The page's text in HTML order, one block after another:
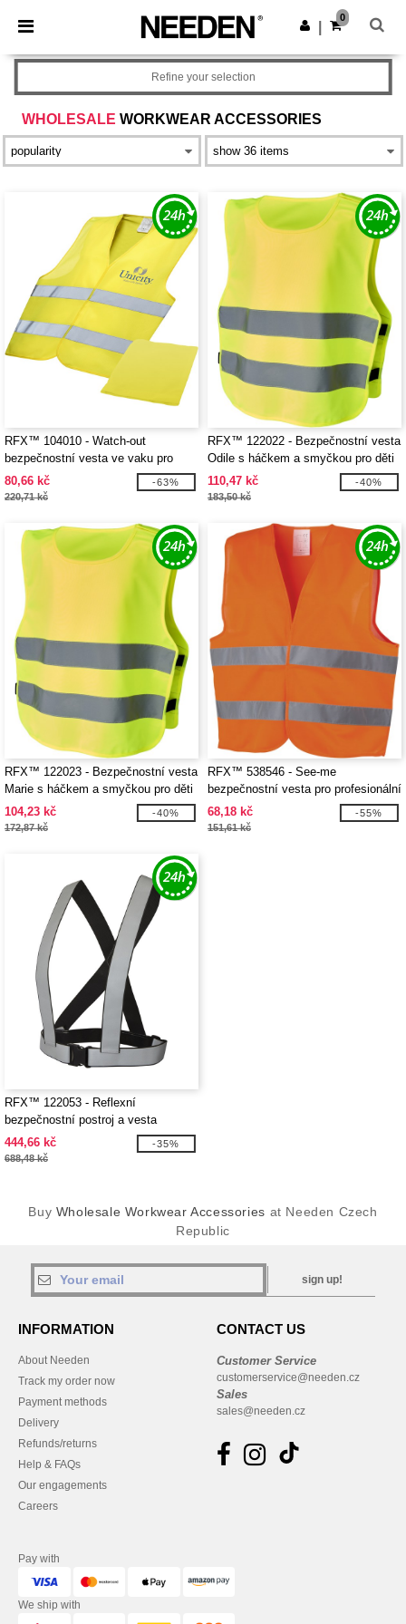
× Aplikace Needen
Lepší ceny v aplikaci!
Stáhnout app
0
WHOLESALE WORKWEAR ACCESSORIES
Refine your selection
RFX™ 104010 - Watch-out
bezpečnostní vesta ve vaku pro
profesionální použití
80,66 kč
220,71 kč
-63%
RFX™ 122022 - Bezpečnostní vesta
Odile s háčkem a smyčkou pro děti
ve věku 3–6 let
110,47 kč
183,50 kč
-40%
RFX™ 122023 - Bezpečnostní vesta
Marie s háčkem a smyčkou pro děti
ve věku 7–12 let
104,23 kč
172,87 kč
-40%
RFX™ 538546 - See-me
bezpečnostní vesta pro profesionální
použití
68,18 kč
151,61 kč
-55%
RFX™ 122053 - Reflexní
bezpečnostní postroj a vesta
Desiree
444,66 kč
688,48 kč
-35%
Buy Wholesale Workwear Accessories at Needen Czech
Republic
sign up!
INFORMATION
About Needen
Track my order now
Payment methods
Delivery
Refunds/returns
Help & FAQs
Our engagements
Careers
CONTACT US
Customer Service
customerservice@needen.cz
Sales
sales@needen.cz
Pay with
We ship with